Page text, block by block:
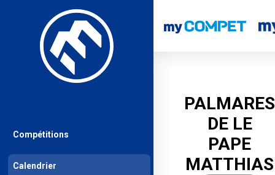
PALMARES
DE LE
PAPE
MATTHIAS
Compétitions
Calendrier